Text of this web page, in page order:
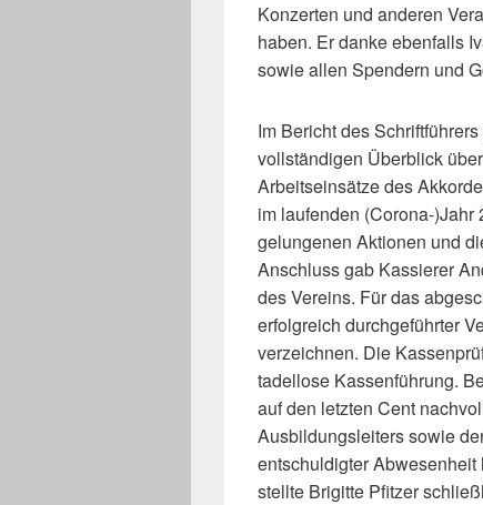
Konzerten und anderen
haben. Er danke ebenfalls
sowie allen Spendern und
Im Bericht des
vollständigen Überblick
Arbeitseinsätze des
im laufenden (Corona-
gelungenen Aktionen und
Anschluss gab Kassierer
des Vereins. Für das
erfolgreich durchgeführter
verzeichnen. Die
tadellose Kassenführung.
auf den letzten Cent
Ausbildungsleiters sowie
entschuldigter
stellte Brigitte Pfitzer